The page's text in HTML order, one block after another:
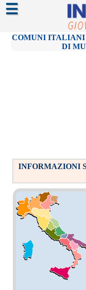
☰
COMUNI ITALIANI
DI
INFORMAZIONI